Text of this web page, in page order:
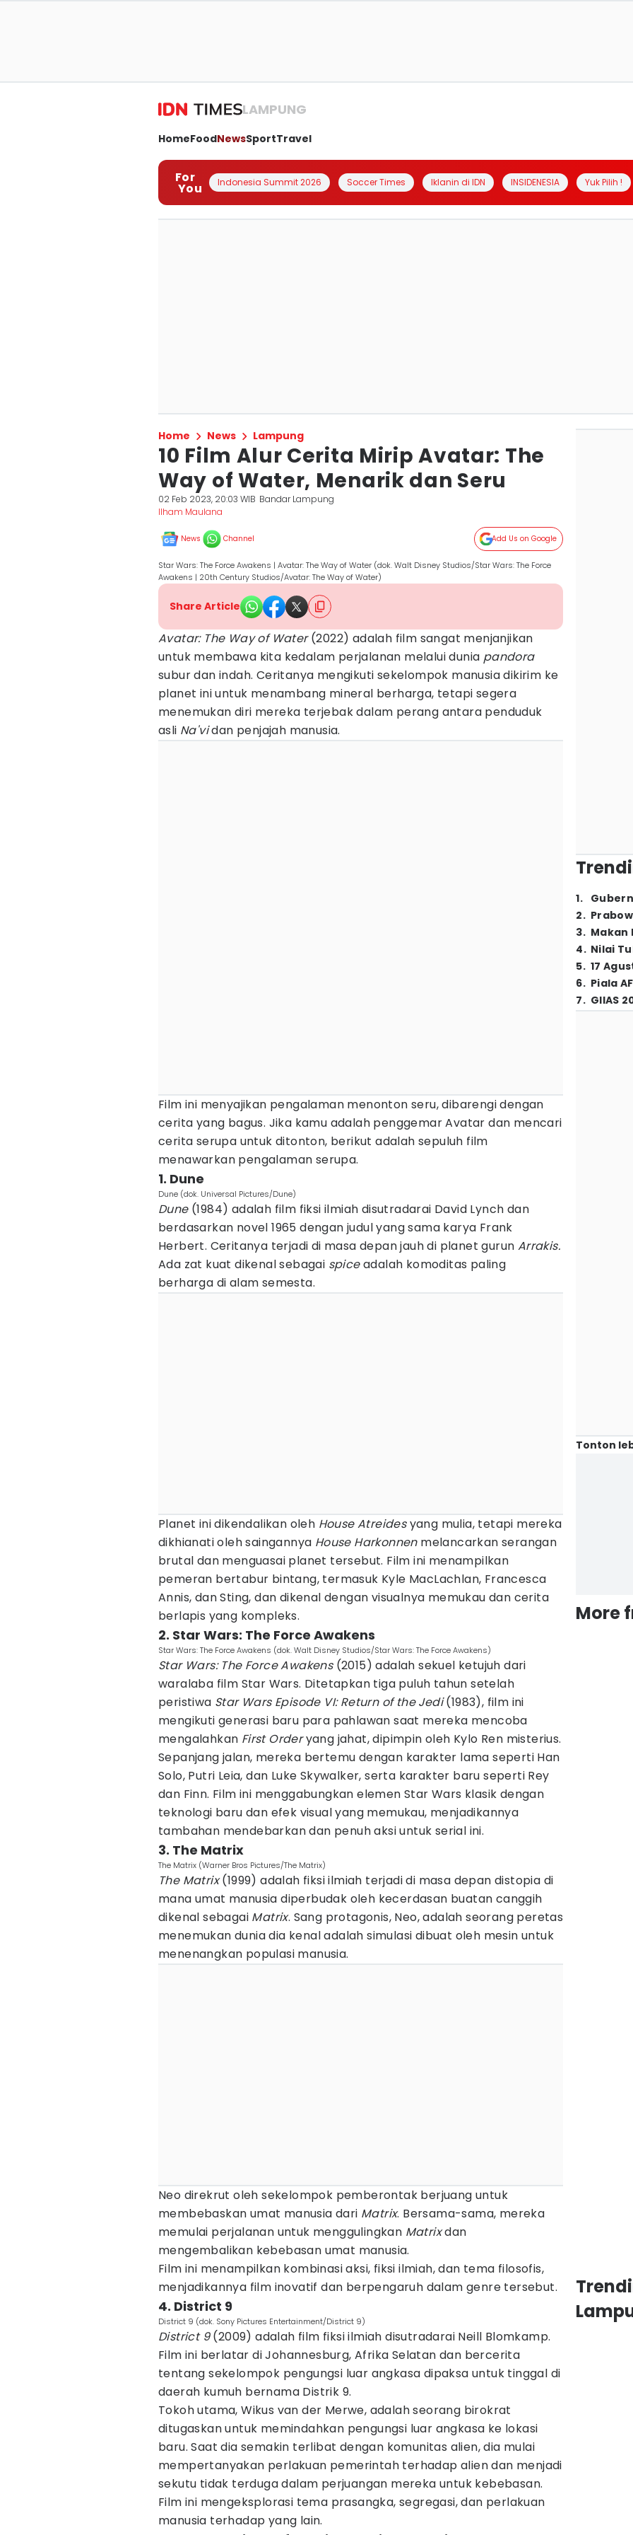
LAMPUNG
HomeFoodNewsSportTravel
For
You Indonesia Summit 2026 Soccer Times Iklanin di IDN INSIDENESIA Yuk Pilih !
Home News Lampung
10 Film Alur Cerita Mirip Avatar: The
Way of Water, Menarik dan Seru
02 Feb 2023, 20:03 WIB Bandar Lampung
Ilham Maulana
News Channel Add Us on Google
Star Wars: The Force Awakens | Avatar: The Way of Water (dok. Walt Disney Studios/Star Wars: The Force
Awakens | 20th Century Studios/Avatar: The Way of Water)
Share Article
Avatar: The Way of Water(2022) adalah film sangat menjanjikan
untuk membawa kita kedalam perjalanan melalui dunia pandora
subur dan indah. Ceritanya mengikuti sekelompok manusia dikirim ke
planet ini untuk menambang mineral berharga, tetapi segera
menemukan diri mereka terjebak dalam perang antara penduduk
asli Na'vidan penjajah manusia.
Film ini menyajikan pengalaman menonton seru, dibarengi dengan
cerita yang bagus. Jika kamu adalah penggemar Avatar dan mencari
cerita serupa untuk ditonton, berikut adalah sepuluh film
menawarkan pengalaman serupa.
1. Dune
Dune (dok. Universal Pictures/Dune)
Dune(1984) adalah film fiksi ilmiah disutradarai David Lynch dan
berdasarkan novel 1965 dengan judul yang sama karya Frank
Herbert. Ceritanya terjadi di masa depan jauh di planet gurun Arrakis.
Ada zat kuat dikenal sebagai spiceadalah komoditas paling
berharga di alam semesta.
Planet ini dikendalikan oleh House Atreidesyang mulia, tetapi mereka
dikhianati oleh saingannya House Harkonnenmelancarkan serangan
brutal dan menguasai planet tersebut. Film ini menampilkan
pemeran bertabur bintang, termasuk Kyle MacLachlan, Francesca
Annis, dan Sting, dan dikenal dengan visualnya memukau dan cerita
berlapis yang kompleks.
2. Star Wars: The Force Awakens
Star Wars: The Force Awakens (dok. Walt Disney Studios/Star Wars: The Force Awakens)
Star Wars: The Force Awakens(2015) adalah sekuel ketujuh dari
waralaba film Star Wars. Ditetapkan tiga puluh tahun setelah
peristiwa Star Wars Episode VI: Return of the Jedi(1983), film ini
mengikuti generasi baru para pahlawan saat mereka mencoba
mengalahkan First Orderyang jahat, dipimpin oleh Kylo Ren misterius.
Sepanjang jalan, mereka bertemu dengan karakter lama seperti Han
Solo, Putri Leia, dan Luke Skywalker, serta karakter baru seperti Rey
dan Finn. Film ini menggabungkan elemen Star Wars klasik dengan
teknologi baru dan efek visual yang memukau, menjadikannya
tambahan mendebarkan dan penuh aksi untuk serial ini.
3. The Matrix
The Matrix (Warner Bros Pictures/The Matrix)
The Matrix(1999) adalah fiksi ilmiah terjadi di masa depan distopia di
mana umat manusia diperbudak oleh kecerdasan buatan canggih
dikenal sebagai Matrix. Sang protagonis, Neo, adalah seorang peretas
menemukan dunia dia kenal adalah simulasi dibuat oleh mesin untuk
menenangkan populasi manusia.
Neo direkrut oleh sekelompok pemberontak berjuang untuk
membebaskan umat manusia dari Matrix. Bersama-sama, mereka
memulai perjalanan untuk menggulingkan Matrixdan
mengembalikan kebebasan umat manusia.
Film ini menampilkan kombinasi aksi, fiksi ilmiah, dan tema filosofis,
menjadikannya film inovatif dan berpengaruh dalam genre tersebut.
4. District 9
District 9 (dok. Sony Pictures Entertainment/District 9)
District 9(2009) adalah film fiksi ilmiah disutradarai Neill Blomkamp.
Film ini berlatar di Johannesburg, Afrika Selatan dan bercerita
tentang sekelompok pengungsi luar angkasa dipaksa untuk tinggal di
daerah kumuh bernama Distrik 9.
Tokoh utama, Wikus van der Merwe, adalah seorang birokrat
ditugaskan untuk memindahkan pengungsi luar angkasa ke lokasi
baru. Saat dia semakin terlibat dengan komunitas alien, dia mulai
mempertanyakan perlakuan pemerintah terhadap alien dan menjadi
sekutu tidak terduga dalam perjuangan mereka untuk kebebasan.
Film ini mengeksplorasi tema prasangka, segregasi, dan perlakuan
manusia terhadap yang lain.
1.
2.
3. Makan
4. Nilai
5. 17
6. Piala
7. GIIAS
Tonton
More